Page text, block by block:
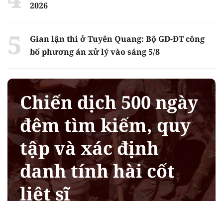
2026
Gian lận thi ở Tuyên Quang: Bộ GD-ĐT công
bố phương án xử lý vào sáng 5/8
Chiến dịch 500 ngày
đêm tìm kiếm, quy
tập và xác định
danh tính hài cốt
liệt sĩ